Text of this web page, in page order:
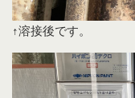
↑溶接後です。